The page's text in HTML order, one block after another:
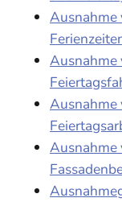
Ausnahme
Ausnahme
Ausnahme
Ausnahme